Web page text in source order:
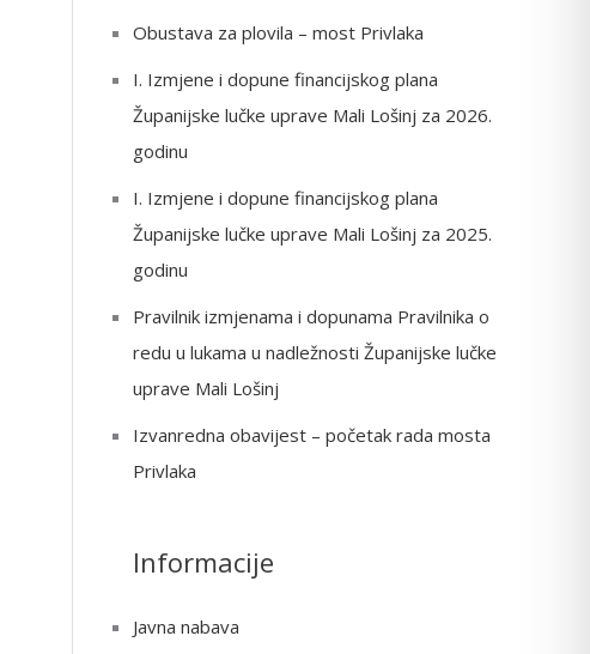
c
f
Obustava za plovila – most Privlaka
I. Izmjene i dopune financijskog plana
Županijske lučke uprave Mali Lošinj za 2026.
godinu
I. Izmjene i dopune financijskog plana
Županijske lučke uprave Mali Lošinj za 2025.
godinu
Pravilnik izmjenama i dopunama Pravilnika o
redu u lukama u nadležnosti Županijske lučke
uprave Mali Lošinj
Izvanredna obavijest – početak rada mosta
Privlaka
Informacije
Javna nabava